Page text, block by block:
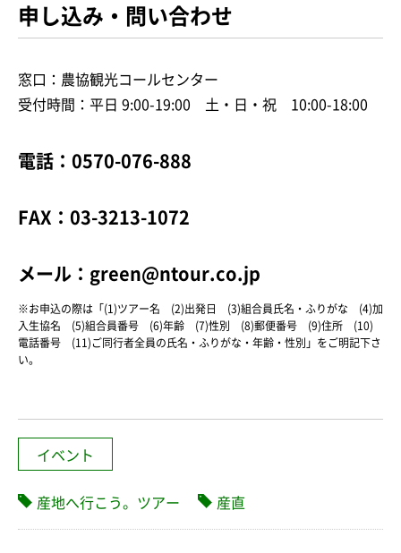
申し込み・問い合わせ
窓口：農協観光コールセンター
受付時間：平日 9:00-19:00 土・日・祝 10:00-18:00
電話：0570-076-888
FAX：03-3213-1072
メール：green@ntour.co.jp
※お申込の際は「(1)ツアー名 (2)出発日 (3)組合員氏名・ふりがな (4)加
入生協名 (5)組合員番号 (6)年齢 (7)性別 (8)郵便番号 (9)住所 (10)
電話番号 (11)ご同行者全員の氏名・ふりがな・年齢・性別」をご明記下さ
い。
イベント
産地へ行こう。ツアー 産直